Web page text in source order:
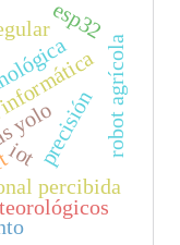
percibida
yolo robot agrícola
precisión
esp32
iot